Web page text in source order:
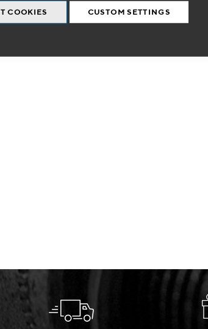
COOKIES CUSTOM SETTINGS